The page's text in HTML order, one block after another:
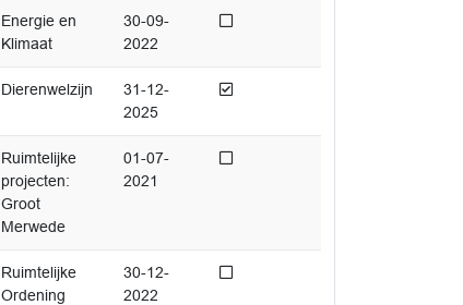
Energie en
Klimaat
30-09-
2022
Niet afgedaan
Dierenwelzijn
31-12-
2025
Afgedaan
Ruimtelijke
projecten:
Groot
Merwede
01-07-
2021
Niet afgedaan
Ruimtelijke
Ordening
30-12-
2022
Niet afgedaan